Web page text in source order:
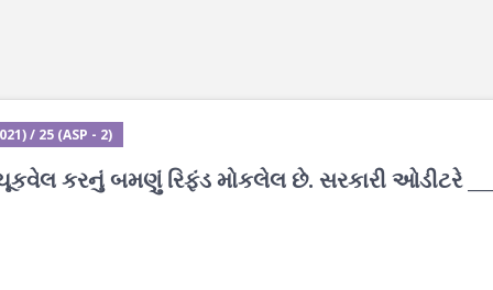
/ 25 (ASP - 2)
કરનું બમણું રિફંડ મોકલેલ છે. સરકારી ઓડીટરે